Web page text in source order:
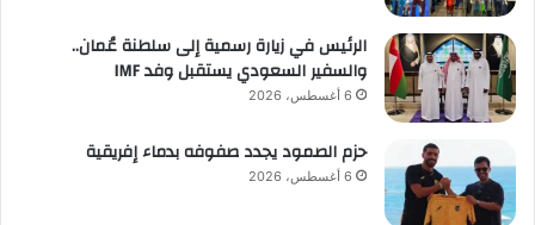
الرئيس في زيارة رسمية إلى سلطنة عُمان..
والسفير السعودي يستقبل وفد IMF
6 أغسطس، 2026
حزم الصمود يجدد صفوفه بدماء إفريقية
6 أغسطس، 2026